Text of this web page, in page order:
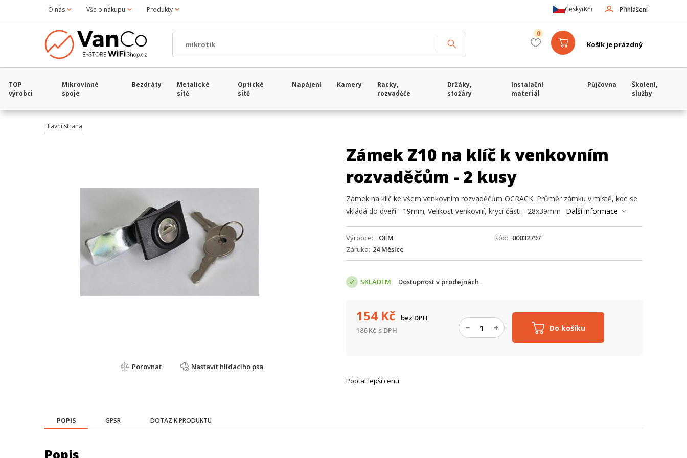
O nás Vše o nákupu Produkty Přihlášení
Česky(Kč)
Košík je prázdný
0
TOP
výrobci
Mikrovlnné
spoje
Bezdráty
Metalické
sítě
Optické
sítě
Napájení Kamery
Racky,
rozvaděče
Držáky,
stožáry
Instalační
materiál
Půjčovna
Školení,
služby
Hlavní strana
Porovnat Nastavit hlídacího psa
Zámek Z10 na klíč k venkovním
rozvaděčům - 2 kusy
Zámek na klíč ke všem venkovním rozvaděčům OCRACK. Průměr zámku v místě, kde se
vkládá do dveří - 19mm; Velikost venkovní, krycí části - 28x39mm
Další informace
Výrobce OEM Kód
00032797
Záruka 24 Měsíce
SKLADEM Dostupnost v prodejnách
Do košíku
154 Kč
bez DPH
186Kč s DPH
Poptat lepší cenu
POPIS GPSR DOTAZ K PRODUKTU